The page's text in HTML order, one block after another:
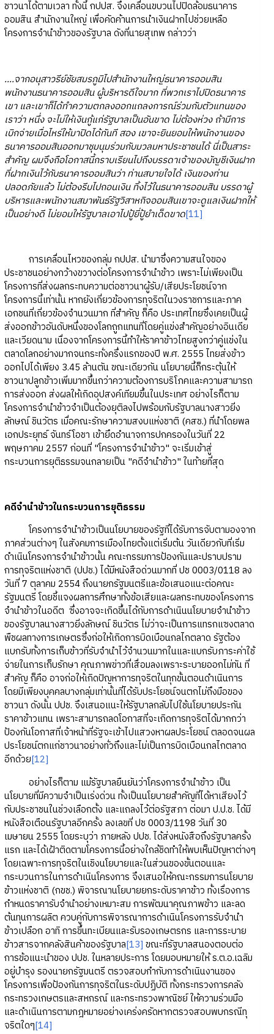
ชาวนาได้ตามเวลา ทั้งนี้ กปปส. จึงเคลื่อนขบวนไปปิดล้อมธนาคาร
ออมสิน สำนักงานใหญ่ เพื่อคัดค้านการนำเงินฝากไปช่วยเหลือ
โครงการจำนำข้าวของรัฐบาล ดังที่นายสุเทพ กล่าวว่า
....จากอนุสาวรีย์ชัยสมรภูมิไปสำนักงานใหญ่ธนาคารออมสิน
พนักงานธนาคารออมสิน ผู้บริหารดีใจมาก ที่พวกเราไปปิดธนาคาร
เขา และเขาก็ได้ทำความตกลงออกแถลงการณ์ร่วมกับตัวแทนของ
เราว่า หนึ่ง จะไม่ให้เงินกู้แก่รัฐบาลเป็นอันขาด ไม่ต้องห่วง ถ้ามีการ
เบิกจ่ายเมื่อไหร่ให้มาปิดได้ทันที สอง เขาจะยินยอมให้พนักงานของ
ธนาคารออมสินออกมาชุมนุมร่วมกับมวลมหาประชาชนได้ นี่เป็นสาระ
สำคัญ ผมจึงถือโอกาสนี้กราบเรียนไปถึงบรรดาเจ้าของบัญชีเงินฝาก
ที่ฝากเงินไว้กับธนาคารออมสินว่า ท่านสบายใจได้ เงินของท่าน
ปลอดภัยแล้ว ไม่ต้องรีบไปถอนเงิน ทิ้งไว้ในธนาคารออมสิน บรรดาผู้
บริหารและพนักงานสมาพันธ์รัฐวิสาหกิจออมสินเขาจะดูแลเงินฝากให้
เป็นอย่างดี ไม่ยอมให้รัฐบาลเอาไปปู้ยี่ปู้ยำเด็ดขาด[11]
การเคลื่อนไหวของกลุ่ม กปปส. นำมาซึ่งความสนใจของ
ประชาชนอย่างกว้างขวางต่อโครงการจำนำข้าว เพราะไม่เพียงเป็น
โครงการที่ส่งผลกระทบความต่อชาวนาผู้รับ/เสียประโยชน์จาก
โครงการนี้เท่านั้น หากยังเกี่ยวข้องการทุจริตในวงราชการและภาค
เอกชนที่เกี่ยวข้องจำนวนมาก ที่สำคัญ ก็คือ ประเทศไทยซึ่งเคยเป็นผู้
ส่งออกข้าวอันดับหนึ่งของโลกถูกแทนที่โดยคู่แข่งสำคัญอย่างอินเดีย
และเวียดนาม เนื่องจากโครงการนี้ทำให้ราคาข้าวไทยสูงกว่าคู่แข่งใน
ตลาดโลกอย่างมากจนกระทั่งครึ่งแรกของปี พ.ศ. 2555 ไทยส่งข้าว
ออกไปได้เพียง 3.45 ล้านตัน ขณะเดียวกัน นโยบายนี้ก็กระตุ้นให้
ชาวนาปลูกข้าวเพิ่มมากขึ้นกว่าความต้องการบริโภคและความสามารถ
การส่งออก ส่งผลให้เกิดอุปสงค์เทียมขึ้นในประเทศ อย่างไรก็ตาม
โครงการจำนำข้าวจำเป็นต้องยุติลงไปพร้อมกับรัฐบาลนางสาวยิ่ง
ลักษณ์ ชินวัตร เมื่อคณะรักษาความสงบแห่งชาติ (คสช.) ที่นำโดยพล
เอกประยุทธ์ จันทร์โอชา เข้ายึดอำนาจการปกครองในวันที่ 22
พฤษภาคม 2557 ก่อนที่ "โครงการจำนำข้าว" จะเริ่มเข้าสู่
กระบวนการยุติธรรมจนกลายเป็น "คดีจำนำข้าว" ในท้ายที่สุด
คดีจำนำข้าวในกระบวนการยุติธรรม
โครงการจำนำข้าวเป็นนโยบายของรัฐที่ได้รับการจับตามองจาก
ภาคส่วนต่างๆ ในสังคมการเมืองไทยตั้งแต่เริ่มต้น วันเดียวกับที่เริ่ม
ดำเนินโครงการจำนำข้าวนั้น คณะกรรมการป้องกันและปราบปราม
การทุจริตแห่งชาติ (ปปช.) ได้มีหนังสือด่วนมากที่ ปช 0003/0118 ลง
วันที่ 7 ตุลาคม 2554 ถึงนายกรัฐมนตรีและข้อเสนอแนะต่อคณะ
รัฐมนตรี โดยชี้แจงผลการศึกษาทั้งข้อเสียและผลกระทบของโครงการ
จำนำข้าวในอดีต ซึ่งอาจจะเกิดขึ้นได้กับการดำเนินนโยบายจำนำข้าว
ของรัฐบาลนางสาวยิ่งลักษณ์ ชินวัตร ไม่ว่าจะเป็นการแทรกแซงตลาด
พืชผลทางการเกษตรซึ่งก่อให้เกิดการบิดเบือนกลไกตลาด รัฐต้อง
แบกรับทั้งการเก็บข้าวที่รับจำนำไว้จำนวนมากในและแบกรับภาระค่าใช้
จ่ายในการเก็บรักษา คุณภาพข่าวที่เสื่อมลงเพราะระบายออกไม่ทัน ที่
สำคัญ ก็คือ อาจก่อให้เกิดปัญหาการทุจริตในทุกขั้นตอนดำเนินการ
โดยมีเพียงบุคคลบางกลุ่มเท่านั้นที่ได้รับประโยชน์จนตกไม่ถึงมือของ
ชาวนา ดังนั้น ปปช. จึงเสนอแนะให้รัฐบาลกลับไปใช้นโยบายประกัน
ราคาข้าวแทน เพราะสามารถลดโอกาสที่จะเกิดการทุจริตได้มากกว่า
ป้องกันโอกาสที่เจ้าหน้าที่รัฐจะเข้าไปแสวงหาผลประโยชน์ ตลอดจนผล
ประโยชน์ตกแก่ชาวนาอย่างทั่วถึงและไม่เป็นการบิดเบือนกลไกตลาด
อีกด้วย[12]
อย่างไรก็ตาม แม้รัฐบาลยืนยันว่าโครงการจำนำข้าว เป็น
นโยบายที่มีความจำเป็นเร่งด่วน ทั้งเป็นนโยบายสำคัญที่ได้หาเสียงไว้
กับประชาชนในช่วงเลือกตั้ง และแถลงไว้ต่อรัฐสภา ต่อมา ป.ป.ช. ได้มี
หนังสือเตือนรัฐบาลอีกครั้ง ลงเลขที่ ปช 0003/1198 วันที่ 30
เมษายน 2555 โดยระบุว่า ภายหลัง ปปช. ได้ส่งหนังสือถึงรัฐบาลครั้ง
แรก และได้เฝ้าติดตามโครงการนี้อย่างใกล้ชิดทำให้พบเห็นปัญหาต่างๆ
โดยเฉพาะการทุจริตในเชิงนโยบายและในส่วนของขั้นตอนและ
กระบวนการในการดำเนินโครงการ จึงเสนอให้คณะกรรมการนโยบาย
ข้าวแห่งชาติ (กขช.) พิจารณานโยบายยกระดับราคาข้าว ทั้งเรื่องการ
กำหนดราคารับจำนำอย่างเหมาะสม การพัฒนาคุณภาพข้าว และลด
ต้นทุนการผลิต ควบคู่กับการพิจารณาการดำเนินโครงการรับจำนำ
ข้าวเปลือก อาทิ การขึ้นทะเบียนและรับรองเกษตรกร และการระบาย
ข้าวสารจากคลังสินค้าของรัฐบาล[13] ขณะที่รัฐบาลสนองตอบต่อ
การข้อแนะนำของ ปปช. ในหลายประการ โดยมอบหมายให้ ร.ต.อ.เฉลิม
อยู่บำรุง รองนายกรัฐมนตรี ตรวจสอบกำกับการดำเนินงานของ
โครงการเพื่อป้องกันการทุจริตในระดับปฏิบัติ ทั้งกระทรวงการคลัง
กระทรวงเกษตรและสหกรณ์ และกระทรวงพาณิชย์ ให้ความร่วมมือ
และดำเนินการตามกฎหมายอย่างเคร่งครัดหากตรวจสอบพบกรณีทุ
จริตใดๆ[14]